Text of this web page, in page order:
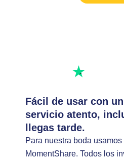
Fácil de usar con un
servicio atento,
llegas tarde.
Para nuestra boda usamos
MomentShare. Todos los